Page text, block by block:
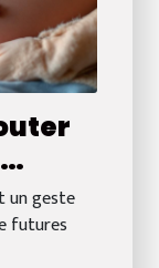
un geste
futures